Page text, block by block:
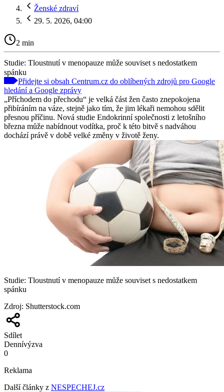
Ženské zdraví
29. 5. 2026, 04:00
2 min
Studie: Tloustnutí v menopauze může souviset s nedostatkem
spánku
Přidejte si obsah Centrum.cz do oblíbených zdrojů pro Google
hledání a Google zprávy
„Příchodem do přechodu“ je velká část žen často znepokojena
přibíráním na váze, stejně jako tím, že jim lékaři nemohou sdělit
přesnou příčinu. Nová studie Endokrinní společnosti z letošního
března může nabídnout vodítka, proč k této bitvě s nadváhou
dochází právě v době velké změny v životě ženy.
Studie: Tloustnutí v menopauze může souviset s nedostatkem
spánku
Zdroj: Shutterstock.com
Sdílet
Dennívýzva
0
Reklama
Další články z NESPECHEJ.cz